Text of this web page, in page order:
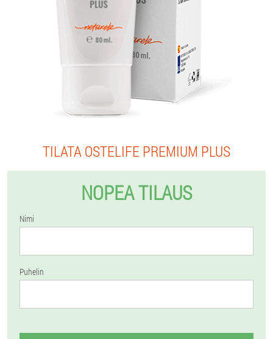
TILATA OSTELIFE PREMIUM PLUS
NOPEA TILAUS
Nimi
Puhelin